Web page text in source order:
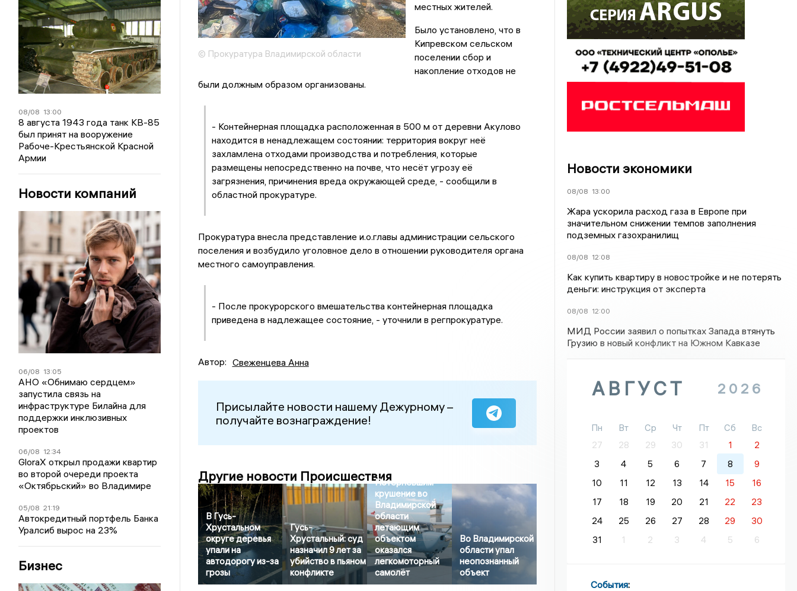
08/08 13:00
8 августа 1943 года танк КВ-85
был принят на вооружение
Рабоче-Крестьянской Красной
Армии
Новости компаний
06/08 13:05
АНО «Обнимаю сердцем»
запустила связь на
инфраструктуре Билайна для
поддержки инклюзивных
проектов
06/08 12:34
GloraX открыл продажи квартир
во второй очереди проекта
«Октябрьский» во Владимире
05/08 21:19
Автокредитный портфель Банка
Уралсиб вырос на 23%
Бизнес
© Прокуратура Владимирской области
местных жителей.
Было установлено, что в
Кипревском сельском
поселении сбор и
накопление отходов не
были должным образом организованы.
- Контейнерная площадка расположенная в 500 м от деревни Акулово
находится в ненадлежащем состоянии: территория вокруг неё
захламлена отходами производства и потребления, которые
размещены непосредственно на почве, что несёт угрозу её
загрязнения, причинения вреда окружающей среде, - сообщили в
областной прокуратуре.
Прокуратура внесла представление и.о.главы администрации сельского
поселения и возбудило уголовное дело в отношении руководителя органа
местного самоуправления.
- После прокурорского вмешательства контейнерная площадка
приведена в надлежащее состояние, - уточнили в регпрокуратуре.
Автор: Свеженцева Анна
Присылайте новости нашему Дежурному –
получайте вознаграждение!
Другие новости Происшествия
В Гусь-
Хрустальном
округе деревья
упали на
автодорогу из-за
грозы
Гусь-
Хрустальный: суд
назначил 9 лет за
убийство в пьяном
конфликте
Потерпевшим
крушение во
Владимирской
области
летающим
объектом
оказался
легкомоторный
самолёт
Во Владимирской
области упал
неопознанный
объект
Новости экономики
08/08 13:00
Жара ускорила расход газа в Европе при
значительном снижении темпов заполнения
подземных газохранилищ
08/08 12:08
Как купить квартиру в новостройке и не потерять
деньги: инструкция от эксперта
08/08 12:00
МИД России заявил о попытках Запада втянуть
Грузию в новый конфликт на Южном Кавказе
АВГУСТ 2026
Пн Вт Ср Чт Пт Сб
Вс
27
28 29 30 31 1
2
3
4 5 6 7 8
9
10
11 12 13 14 15
16
17
18 19 20 21 22
23
24
25 26 27 28 29
30
31
1 2 3 4 5 6
События: